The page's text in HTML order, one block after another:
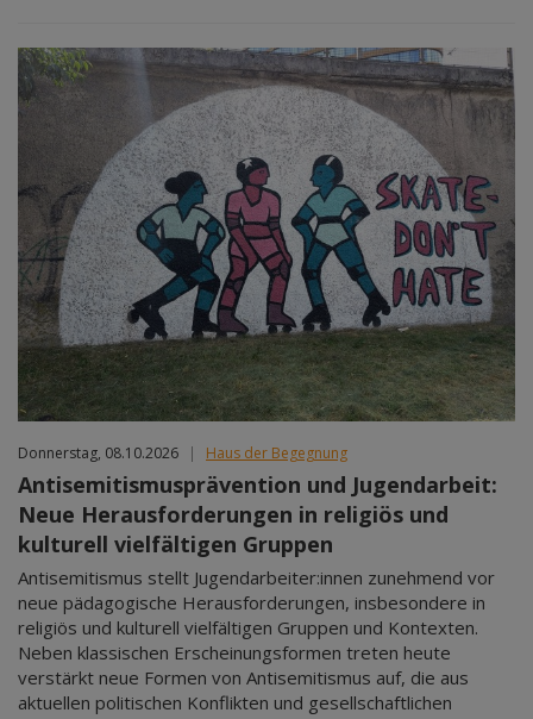
Donnerstag, 08.10.2026 | Haus der Begegnung
Antisemitismusprävention und Jugendarbeit:
Neue Herausforderungen in religiös und
kulturell vielfältigen Gruppen
Antisemitismus stellt Jugendarbeiter:innen zunehmend vor
neue pädagogische Herausforderungen, insbesondere in
religiös und kulturell vielfältigen Gruppen und Kontexten.
Neben klassischen Erscheinungsformen treten heute
verstärkt neue Formen von Antisemitismus auf, die aus
aktuellen politischen Konflikten und gesellschaftlichen